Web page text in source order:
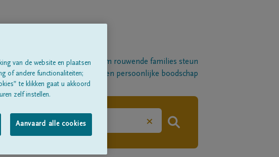
Een platform om rouwende families steun
te betuigen met een persoonlijke boodschap
×
van de website en plaatsen
of andere functionaliteiten;
te klikken gaat u akkoord
zelf instellen.
Aanvaard alle cookies